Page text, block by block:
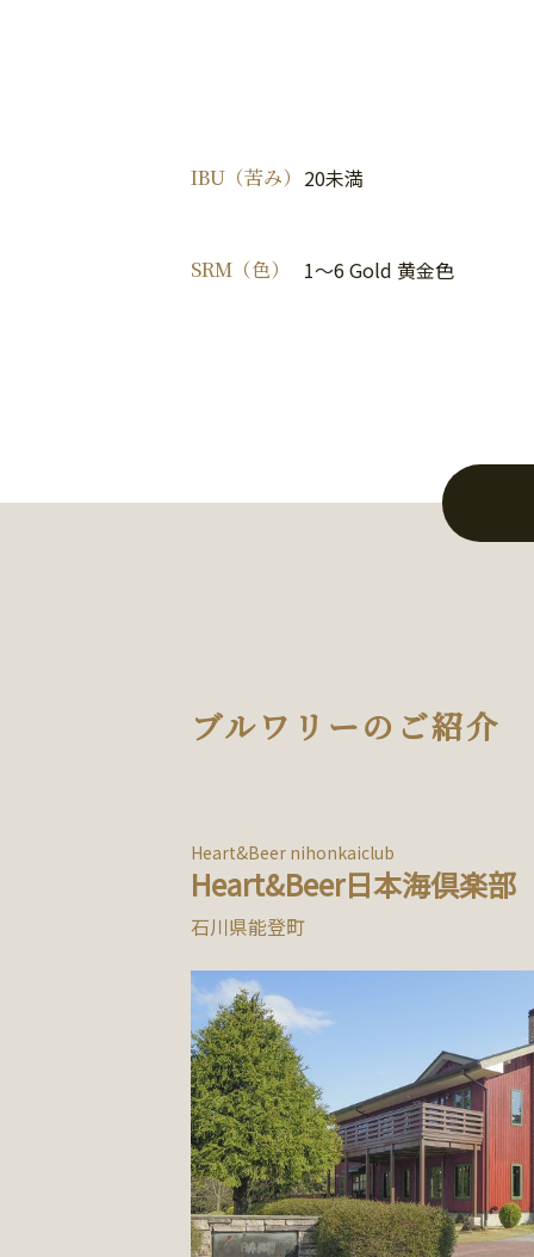
IBU（苦み） 20未満
SRM（色） 1～6 Gold 黄金色
ブルワリーのご紹介
Heart&Beer nihonkaiclub
Heart&Beer日本海倶楽部
石川県能登町